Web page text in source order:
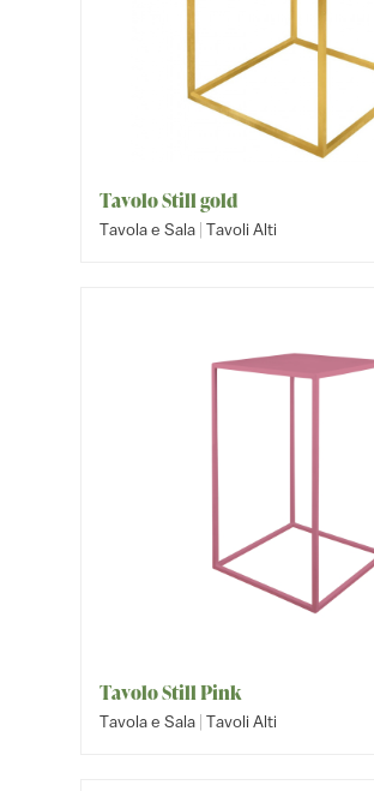
Tavolo Still gold
Tavola e Sala | Tavoli Alti
Tavolo Still Pink
Tavola e Sala | Tavoli Alti